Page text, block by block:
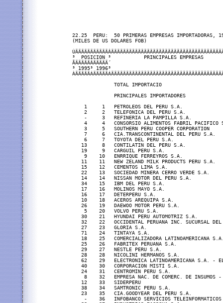
22.25  PERU:  50 PRIMERAS EMPRESAS IMPORTADORAS,
(MILES DE US DOLARES FOB)
³  POSICION ³           PRINCIPALES
ÃÄÄÄÄÄÂÄÄÄÄÄ´
³ 1995³ 1996³
TOTAL IMPORTACIO
PRINCIPALES IMPORTADORES
1     1   PETROLEOS DEL PERU S.A.
2     2   TELEFONICA DEL PERU S.A.
-     3   REFINERIA LA PAMPILLA S.A.
4     4   CONSORSIO ALIMENTOS FABRIL
3     5   SOUTHERN PERU COOPER CORPORATION
7     6   CIA.TRANSCONTINENTAL DEL PERU S.A.
6     7   TOYOTA DEL PERU S.A.
13     8   CONTILATIN DEL PERU S.A.
19     9   CARGUIL PERU S.A.
9    10   ENRRIQUE FERREYROS S.A.
11    11   NEW ZELAND MILK PRODUCTS PERU S.A.
15    12   CEMENTOS LIMA S.A.
22    13   SOCIEDAD MINERA CERRO VERDE S.A.
14    14   NISSAN MOTOR DEL PERU S.A.
34    15   IBM DEL PERU S.A.
17    16   MOLINOS MAYO S.A.
16    17   DETERPERU S.A.
10    18   ACEROS AREQUIPA S.A.
26    19   DAEWOO MOTOR PERU S.A.
5    20   VOLVO PERU S.A.
30    21   HYUNDAI PERU AUTOMOTRIZ S.A.
32    22   OCCIDENTAL PERUANA INC. SUCURSAL
27    23   GLORIA S.A.
71    24   TINTAYA S.A.
18    25   COMERCIALIZADORA LATINOAMERICANA
25    26   FABRITEX PERUANA S.A.
29    27   NESTLE PERU S.A.
28    28   NICOLINI HERMANOS S.A.
62    29   ELECTRONICA LATINOAMERICANA S.A. -
40    30   CORPORACION MISTI S.A.
24    31   CENTROMIN PERU S.A.
8    32   EMPRESA NAC. DE COMERC. DE INSUMOS
12    33   SIDERPERU
38    34   SAMTRONIC PERU S.A.
23    35   CIA.GOODYEAR DEL PERU S.A.
-    36   INFOBANCO SERVICIOS